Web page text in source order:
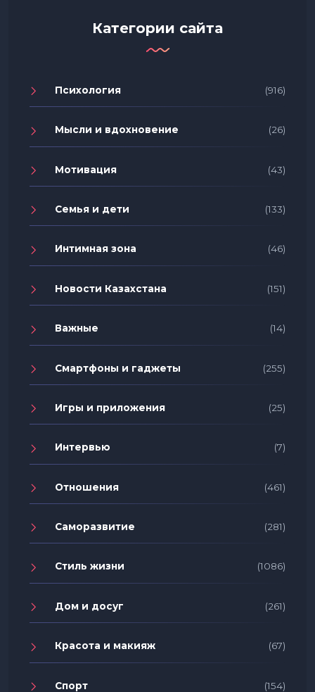
Категории сайта
Психология (916)
Мысли и вдохновение (26)
Мотивация (43)
Семья и дети (133)
Интимная зона (46)
Новости Казахстана (151)
Важные (14)
Смартфоны и гаджеты (255)
Игры и приложения (25)
Интервью (7)
Отношения (461)
Саморазвитие (281)
Стиль жизни (1086)
Дом и досуг (261)
Красота и макияж (67)
Спорт (154)